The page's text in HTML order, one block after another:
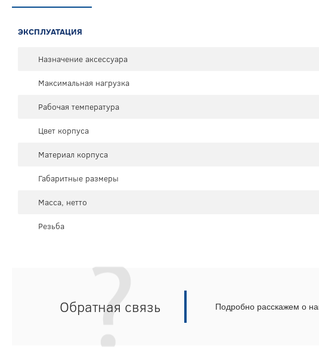
ЭКСПЛУАТАЦИЯ
Назначение аксессуара
Максимальная нагрузка
Рабочая температура
Цвет корпуса
Материал корпуса
Габаритные размеры
Масса, нетто
Резьба
Обратная связь Подробно расскажем о